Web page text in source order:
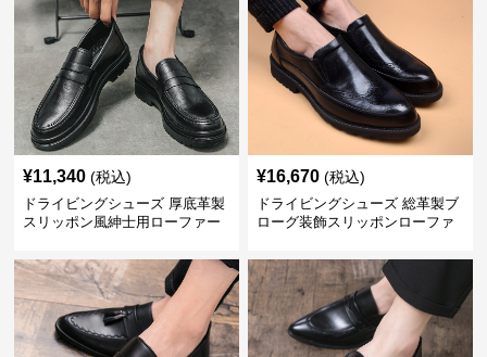
¥11,340 (税込)
ドライビングシューズ 厚底革製
スリッポン風紳士用ローファー
¥16,670 (税込)
ドライビングシューズ 総革製ブ
ローグ装飾スリッポンローファ